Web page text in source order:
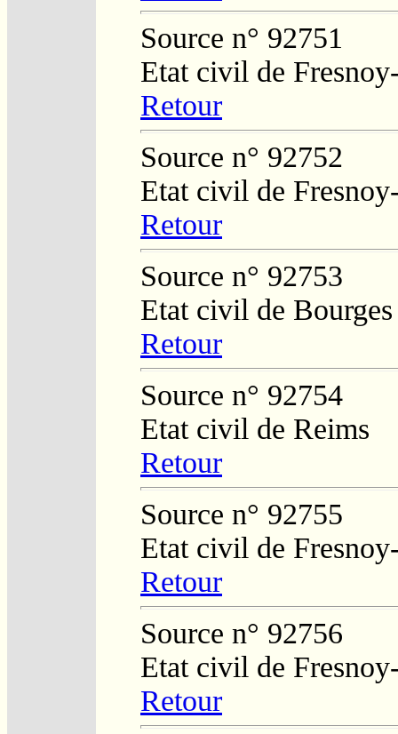
Source n° 92751
Etat civil de
Retour
Source n° 92752
Etat civil de
Retour
Source n° 92753
Etat civil de Bourges
Retour
Source n° 92754
Etat civil de Reims
Retour
Source n° 92755
Etat civil de
Retour
Source n° 92756
Etat civil de
Retour